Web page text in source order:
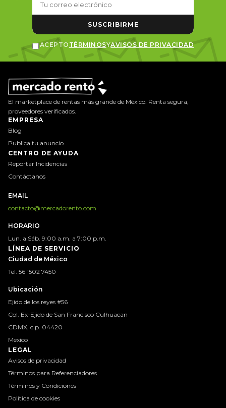
SUSCRIBIRME
ACEPTO TÉRMINOSYAVISOS DE PRIVACIDAD
El marketplace de rentas más grande de México. Renta segura,
proveedores verificados.
EMPRESA
Blog
Publica tu anuncio
CENTRO DE AYUDA
Reportar Incidencias
Contáctanos
EMAIL
contacto@mercadorento.com
HORARIO
Lun. a Sáb. 9:00 a.m. a 7:00 p.m.
LÍNEA DE SERVICIO
Ciudad de México
Tel. 56 1502 7450
Ubicación
Ejido de los reyes #56
Col. Ex-Ejido de San Francisco Culhuacan
CDMX, c.p. 04420
Mexico
LEGAL
Avisos de privacidad
Términos para Referenciadores
Términos y Condiciones
Política de cookies